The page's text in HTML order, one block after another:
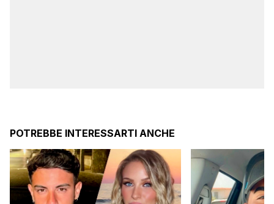
POTREBBE INTERESSARTI ANCHE